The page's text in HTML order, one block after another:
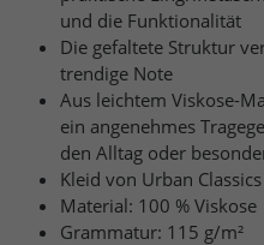
und die Funktionalität
Die gefaltete Struktur
trendige Note
Aus leichtem Viskose-
ein angenehmes
den Alltag oder
Kleid von Urban
Material: 100 % Viskose
Grammatur: 115 g/m²